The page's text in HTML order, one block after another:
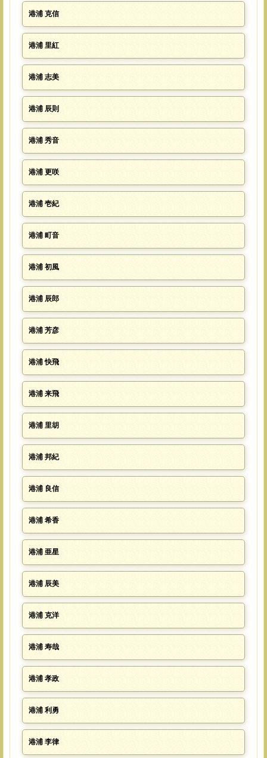
港浦 克信
港浦 里紅
港浦 志美
港浦 辰則
港浦 秀音
港浦 更咲
港浦 壱紀
港浦 町音
港浦 初風
港浦 辰郎
港浦 芳彦
港浦 快飛
港浦 来飛
港浦 里胡
港浦 邦紀
港浦 良信
港浦 希香
港浦 亜星
港浦 辰美
港浦 克洋
港浦 寿哉
港浦 孝政
港浦 利勇
港浦 李律